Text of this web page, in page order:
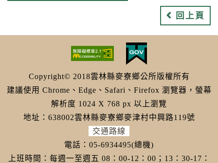
回上頁
Copyright© 2018雲林縣麥寮鄉公所版權所有
建議使用 Chrome、Edge、Safari、Firefox 瀏覽器，螢幕
解析度 1024 X 768 px 以上瀏覽
地址：638002雲林縣麥寮鄉麥津村中興路119號
交通路線
電話：05-6934495(總機)
上班時間：每週一至週五 08：00-12：00；13：30-17：